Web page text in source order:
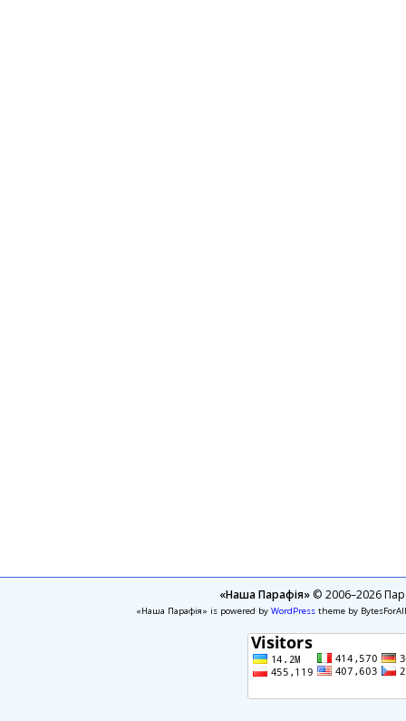
«Наша Парафія»© 2006–2026
«Наша Парафія» is powered by WordPresstheme by